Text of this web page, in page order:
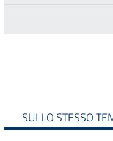
SULLO STESSO